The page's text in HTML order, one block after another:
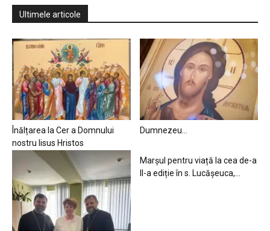
Ultimele articole
Înălțarea la Cer a Domnului
nostru Iisus Hristos
Dumnezeu…
Marșul pentru viață la cea de-a
II-a ediție în s. Lucășeuca,...